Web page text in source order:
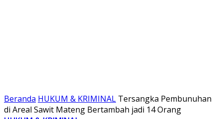
Beranda HUKUM & KRIMINAL Tersangka Pembunuhan
di Areal Sawit Mateng Bertambah jadi 14 Orang